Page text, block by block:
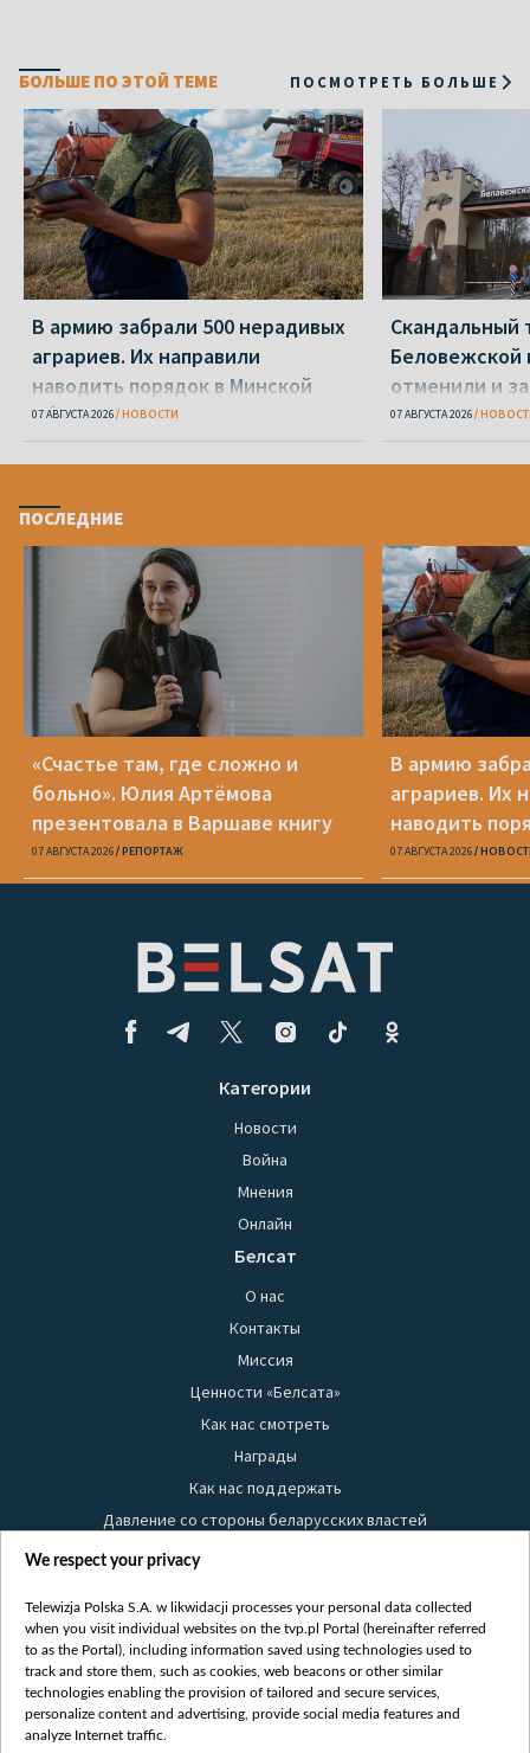
БОЛЬШЕ ПО ЭТОЙ ТЕМЕ ПОСМОТРЕТЬ БОЛЬШЕ
В армию забрали 500 нерадивых
аграриев. Их направили
наводить порядок в Минской
области
07 АВГУСТА 2026 НОВОСТИ
Скандальный
отменили и
07 АВГУСТА 2026
ПОСЛЕДНИЕ
«Счастье там, где сложно и
больно». Юлия Артёмова
презентовала в Варшаве книгу
«Пока я искала слова»
07 АВГУСТА 2026 РЕПОРТАЖ
В армию
аграриев. Их
наводить
области
07 АВГУСТА 2026
Категории
Новости
Война
Мнения
Онлайн
Белсат
О нас
Контакты
Миссия
Ценности «Белсата»
Как нас смотреть
Награды
Как нас поддержать
Давление со стороны беларусских властей
Правила использования материалов
Безопасность
Youtube
Белсат news
Белсат Life
We respect your privacy
Telewizja Polska S.A. w likwidacji processes your personal data collected
when you visit individual websites on the tvp.pl Portal (hereinafter referred
to as the Portal), including information saved using technologies used to
track and store them, such as cookies, web beacons or other similar
technologies enabling the provision of tailored and secure services,
personalize content and advertising, provide social media features and
analyze Internet traffic.